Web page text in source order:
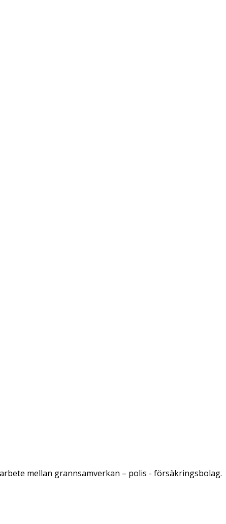
mellan grannsamverkan – polis - försäkringsbolag.